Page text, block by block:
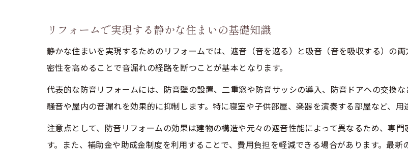
生活音を減らす遮音リフォーム素材
遮音リフォームで得られる効果的な
リフォームで実現する静かな住まいの基礎知識
静かな住まいを実現するためのリフォームでは、遮音（音を遮る）と吸音（音を吸収する）の
密性を高めることで音漏れの経路を断つことが基本となります。
代表的な防音リフォームには、防音壁の設置、二重窓や防音サッシの導入、防音ドアへの交換
騒音や屋内の音漏れを効果的に抑制します。特に寝室や子供部屋、楽器を演奏する部屋など、用
注意点として、防音リフォームの効果は建物の構造や元々の遮音性能によって異なるため、専
す。また、補助金や助成金制度を利用することで、費用負担を軽減できる場合があります。最新